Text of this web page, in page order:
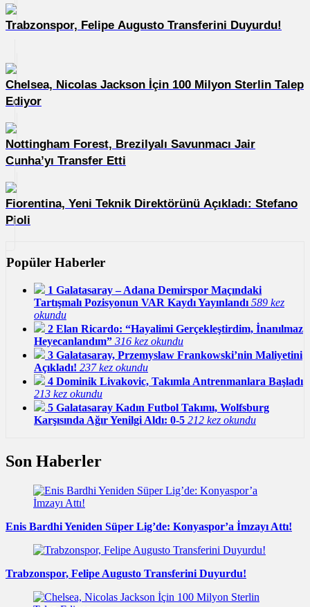
Trabzonspor, Felipe Augusto Transferini Duyurdu!
Chelsea, Nicolas Jackson İçin 100 Milyon Sterlin Talep
Ediyor
Nottingham Forest, Brezilyalı Savunmacı Jair
Cunha’yı Transfer Etti
Fiorentina, Yeni Teknik Direktörünü Açıkladı: Stefano
Pioli
Popüler Haberler
1 Galatasaray – Adana Demirspor Maçındaki
Tartışmalı Pozisyonun VAR Kaydı Yayınlandı 589 kez
okundu
2 Elan Ricardo: “Hayalimi Gerçekleştirdim, İnanılmaz
Heyecanlandım” 316 kez okundu
3 Galatasaray, Przemyslaw Frankowski’nin Maliyetini
Açıkladı! 237 kez okundu
4 Dominik Livakovic, Takımla Antrenmanlara Başladı
213 kez okundu
5 Galatasaray Kadın Futbol Takımı, Wolfsburg
Karşısında Ağır Yenilgi Aldı: 0-5 212 kez okundu
Son Haberler
Enis Bardhi Yeniden Süper Lig’de: Konyaspor’a İmzayı Attı!
Trabzonspor, Felipe Augusto Transferini Duyurdu!